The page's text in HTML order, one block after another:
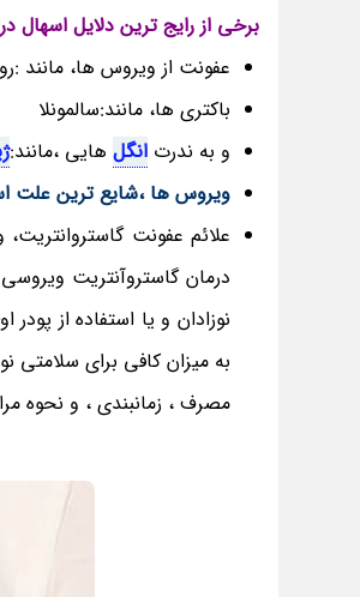
برخی از رایج ترین دلایل اسهال
عفونت از ویروس ها، مانند
باکتری ها، مانند:سالمونلا
و به ندرت انگل هایی ،مانند:
ویروس ها ،شایع ترین علت
علائم عفونت
نوزادان و یا استفاده از
به میزان کافی برای سلامتی
مصرف ، زمانبندی ، و نحوه